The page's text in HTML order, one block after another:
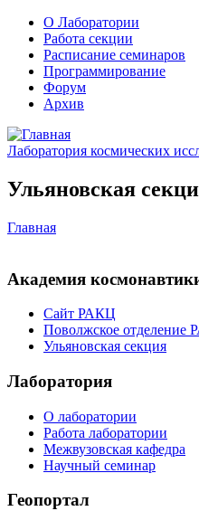
О Лаборатории
Работа секции
Расписание семинаров
Программирование
Форум
Архив
Лаборатория космических
Ульяновская
Главная
Академия
Сайт РАКЦ
Поволжское отделение
Ульяновская секция
Лаборатория
О лаборатории
Работа лаборатории
Межвузовская кафедра
Научный семинар
Геопортал